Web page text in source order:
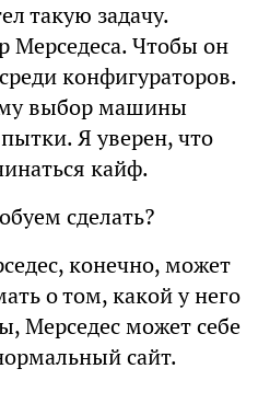
такую задачу.
Мерседеса. Чтобы он
конфигураторов.
выбор машины
Я уверен, что
кайф.
сделать?
конечно, может
о том, какой у него
Мерседес может себе
сайт.